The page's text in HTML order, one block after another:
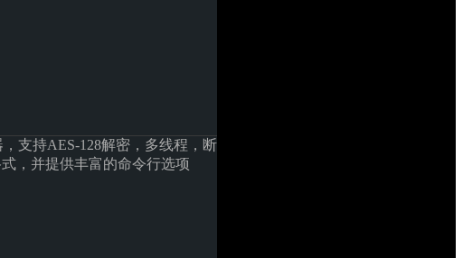
支持AES-128解密，多线程，断
，并提供丰富的命令行选项